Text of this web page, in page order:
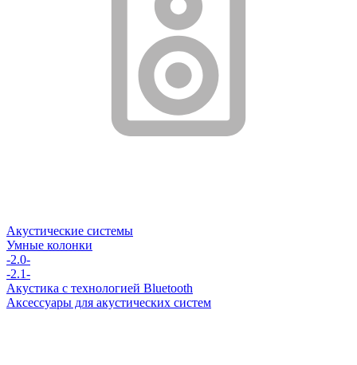
Акустические системы
Умные колонки
-2.0-
-2.1-
Акустика с технологией Bluetooth
Аксессуары для акустических систем